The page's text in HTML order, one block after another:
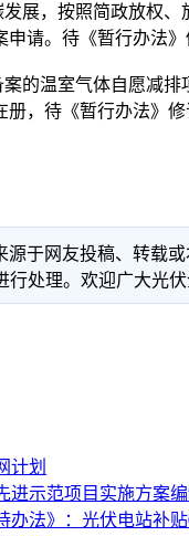
，按照简政放权、
请。待《暂行办法
温室气体自愿减排
，待《暂行办法》修
于网友投稿、转
处理。欢迎广大光
计划
进示范项目实施方案
法》：光伏电站补贴